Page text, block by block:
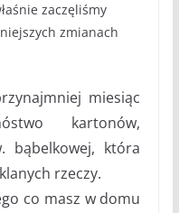
zaczęliśmy
zmianach
miesiąc
kartonów,
bąbelkowej, która
rzeczy.
co masz w domu